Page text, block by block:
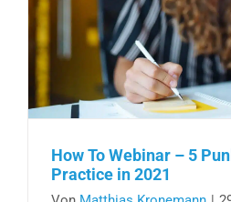
How To Webinar – 5
Practice in 2021